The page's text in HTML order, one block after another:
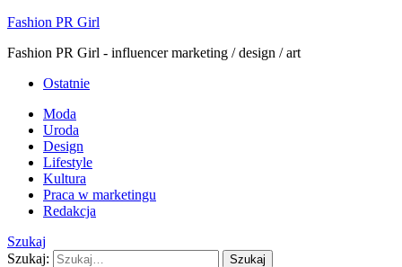
Fashion PR Girl
Fashion PR Girl - influencer marketing / design / art
Ostatnie
Moda
Uroda
Design
Lifestyle
Kultura
Praca w marketingu
Redakcja
Szukaj
Szukaj:
Szukaj